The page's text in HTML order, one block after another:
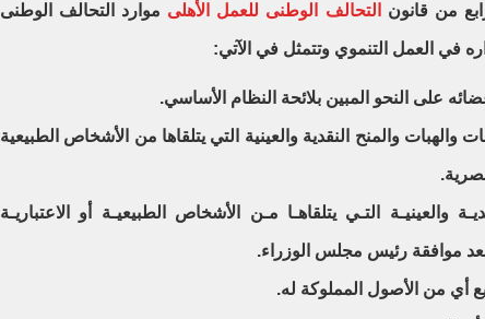
من قانون التحالف الوطنى للعمل الأهلى موارد التحالف الوطنى
في العمل التنموي وتتمثل في الآتي:
والهبات والمنح النقدية والعينية التي يتلقاها من الأشخاص الطبيعية
والعينيـة التـي يتلقاهـا مـن الأشخاص الطبيعيـة أو الاعتباريـة
بعد موافقة رئيس مجلس الوزراء.